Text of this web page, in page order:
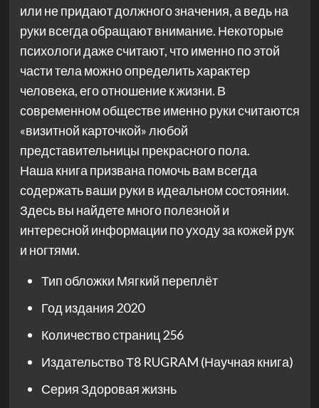
или не придают должного значения, а ведь на
руки всегда обращают внимание. Некоторые
психологи даже считают, что именно по этой
части тела можно определить характер
человека, его отношение к жизни. В
современном обществе именно руки считаются
«визитной карточкой» любой
представительницы прекрасного пола.
Наша книга призвана помочь вам всегда
содержать ваши руки в идеальном состоянии.
Здесь вы найдете много полезной и
интересной информации по уходу за кожей рук
и ногтями.
Тип обложки Мягкий переплёт
Год издания 2020
Количество страниц256
ИздательствоТ8 RUGRAM (Научная книга)
СерияЗдоровая жизнь